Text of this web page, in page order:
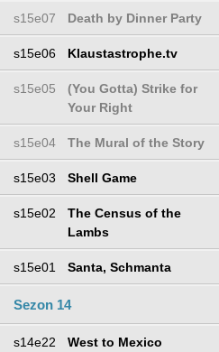
s15e07 Death by Dinner Party
s15e06 Klaustastrophe.tv
s15e05
(You Gotta) Strike for
Your Right
s15e04 The Mural of the Story
s15e03 Shell Game
s15e02
The Census of the
Lambs
s15e01 Santa, Schmanta
Sezon 14
s14e22 West to Mexico